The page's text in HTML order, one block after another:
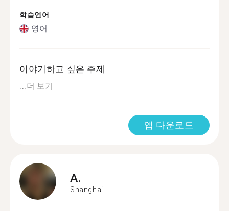
학습언어
영어
이야기하고 싶은 주제
...더 보기
앱 다운로드
A.
Shanghai